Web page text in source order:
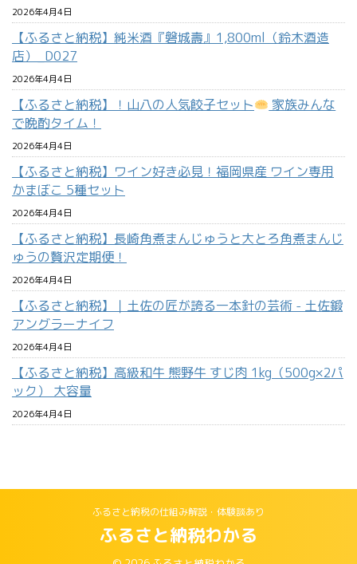
2026年4月4日
【ふるさと納税】純米酒『磐城壽』1,800ml（鈴木酒造
店）_D027
2026年4月4日
【ふるさと納税】！山八の人気餃子セット
家族みんな
で晩酌タイム！
2026年4月4日
【ふるさと納税】ワイン好き必見！福岡県産 ワイン専用
かまぼこ 5種セット
2026年4月4日
【ふるさと納税】長崎角煮まんじゅうと大とろ角煮まんじ
ゅうの贅沢定期便！
2026年4月4日
【ふるさと納税】｜土佐の匠が誇る一本針の芸術 - 土佐鍛
アングラーナイフ
2026年4月4日
【ふるさと納税】高級和牛 熊野牛 すじ肉 1kg（500g×2パ
ック） 大容量
2026年4月4日
ふるさと納税の仕組み解説・体験談あり
ふるさと納税わかる